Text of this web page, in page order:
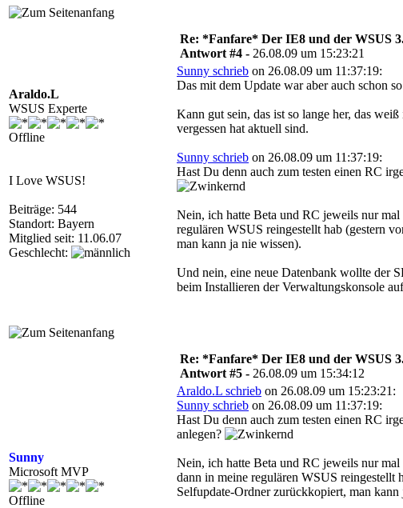
Araldo.L
WSUS Experte
Offline
I Love WSUS!
Beiträge: 544
Standort: Bayern
Mitglied seit: 11.06.07
Geschlecht:
Re: *Fanfare* Der IE8 und der WSUS
Antwort #4 - 26.08.09 um 15:23:21
Sunny schrieb on 26.08.09 um 11:37:19:
Das mit dem Update war aber auch schon
Kann gut sein, das ist so lange her, das
vergessen hat aktuell sind.
Sunny schrieb on 26.08.09 um 11:37:19:
Hast Du denn auch zum testen einen RC
Nein, ich hatte Beta und RC jeweils nur
regulären WSUS reingestellt hab (gestern
man kann ja nie wissen).
Und nein, eine neue Datenbank wollte der
beim Installieren der Verwaltungskonsole
Sunny
Microsoft MVP
Offline
Re: *Fanfare* Der IE8 und der WSUS
Antwort #5 - 26.08.09 um 15:34:12
Araldo.L schrieb on 26.08.09 um 15:23:21:
Sunny schrieb on 26.08.09 um 11:37:19:
Hast Du denn auch zum testen einen RC
anlegen?
Nein, ich hatte Beta und RC jeweils nur
dann in meine regulären WSUS reingestellt
Selfupdate-Ordner zurückkopiert, man kann